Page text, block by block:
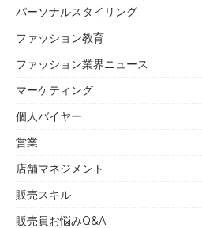
パーソナルスタイリング
ファッション教育
ファッション業界ニュース
マーケティング
個人バイヤー
営業
店舗マネジメント
販売スキル
販売員お悩みQ&A